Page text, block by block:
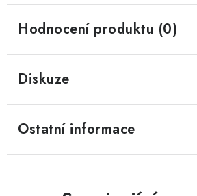
Hodnocení produktu (0)
Diskuze
Ostatní informace